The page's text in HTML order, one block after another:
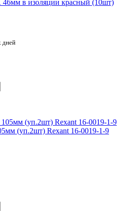
в изоляции красный (10шт)
дней
(уп.2шт) Rexant 16-0019-1-9